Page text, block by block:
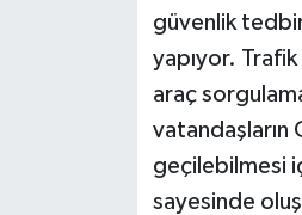
güvenlik
yapıyor. Trafik
araç
vatandaşların
geçilebilmesi
sayesinde